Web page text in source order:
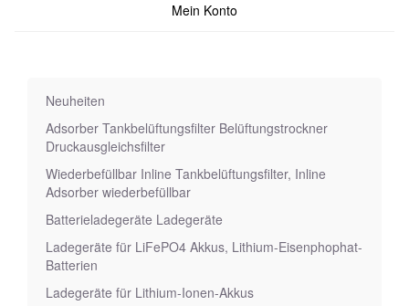
Mein Konto
Neuheiten
Adsorber Tankbelüftungsfilter Belüftungstrockner
Druckausgleichsfilter
Wiederbefüllbar Inline Tankbelüftungsfilter, Inline
Adsorber wiederbefüllbar
Batterieladegeräte Ladegeräte
Ladegeräte für LiFePO4 Akkus, Lithium-Eisenphophat-
Batterien
Ladegeräte für Lithium-Ionen-Akkus